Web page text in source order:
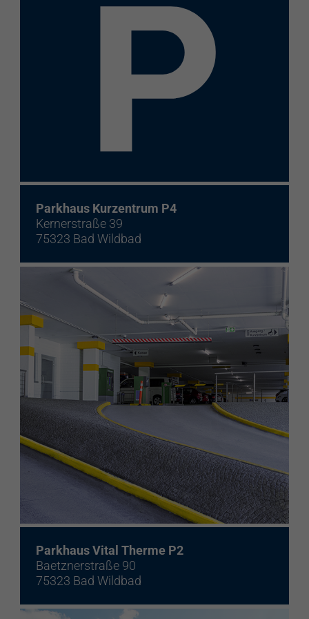
EnBW Mobility
Parkhaus Kurzentrum P4
Kernerstraße 39
75323 Bad Wildbad
Parkhaus Vital Therme P2
Baetznerstraße 90
75323 Bad Wildbad